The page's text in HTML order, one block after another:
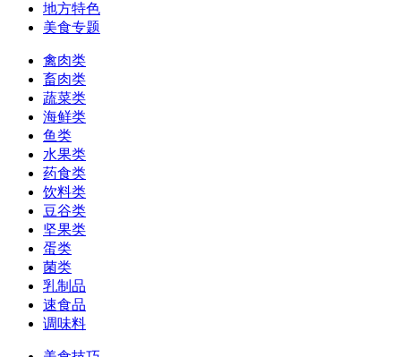
地方特色
美食专题
禽肉类
畜肉类
蔬菜类
海鲜类
鱼类
水果类
药食类
饮料类
豆谷类
坚果类
蛋类
菌类
乳制品
速食品
调味料